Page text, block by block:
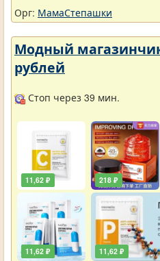
Орг: МамаСтепашки
Модный
рублей
Стоп через 39 мин.
11,62 ₽
11,62 ₽
218 ₽
11,62 ₽